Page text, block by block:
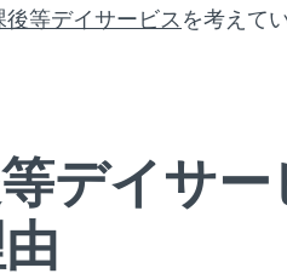
等デイサービスを考えて
デイサ